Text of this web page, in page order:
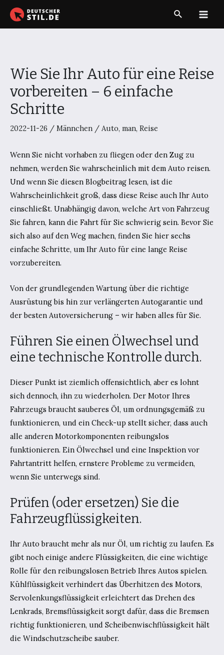
Zum
Inhalt
Suche
Wie Sie Ihr Auto für eine Reise
vorbereiten – 6 einfache
Schritte
2022-11-26 / Männchen / Auto, man, Reise
Wenn Sie nicht vorhaben zu fliegen oder den Zug zu
nehmen, werden Sie wahrscheinlich mit dem Auto reisen.
Und wenn Sie diesen Blogbeitrag lesen, ist die
Wahrscheinlichkeit groß, dass diese Reise auch Ihr Auto
einschließt. Unabhängig davon, welche Art von Fahrzeug
Sie fahren, kann die Fahrt für Sie schwierig sein. Bevor Sie
sich also auf den Weg machen, finden Sie hier sechs
einfache Schritte, um Ihr Auto für eine lange Reise
vorzubereiten.
Von der grundlegenden Wartung über die richtige
Ausrüstung bis hin zur verlängerten Autogarantie und
der besten Autoversicherung – wir haben alles für Sie.
Führen Sie einen Ölwechsel und
eine technische Kontrolle durch.
Dieser Punkt ist ziemlich offensichtlich, aber es lohnt
sich dennoch, ihn zu wiederholen. Der Motor Ihres
Fahrzeugs braucht sauberes Öl, um ordnungsgemäß zu
funktionieren, und ein Check-up stellt sicher, dass auch
alle anderen Motorkomponenten reibungslos
funktionieren. Ein Ölwechsel und eine Inspektion vor
Fahrtantritt helfen, ernstere Probleme zu vermeiden,
wenn Sie unterwegs sind.
Prüfen (oder ersetzen) Sie die
Fahrzeugflüssigkeiten.
Ihr Auto braucht mehr als nur Öl, um richtig zu laufen. Es
gibt noch einige andere Flüssigkeiten, die eine wichtige
Rolle für den reibungslosen Betrieb Ihres Autos spielen.
Kühlflüssigkeit verhindert das Überhitzen des Motors,
Servolenkungsflüssigkeit erleichtert das Drehen des
Lenkrads, Bremsflüssigkeit sorgt dafür, dass die Bremsen
richtig funktionieren, und Scheibenwischflüssigkeit hält
die Windschutzscheibe sauber.